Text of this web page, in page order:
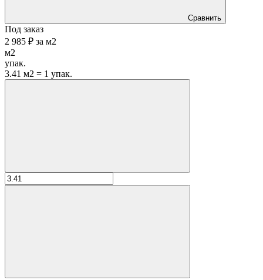
Сравнить
Под заказ
2 985 ₽ за м2
м2
упак.
3.41 м2 = 1 упак.